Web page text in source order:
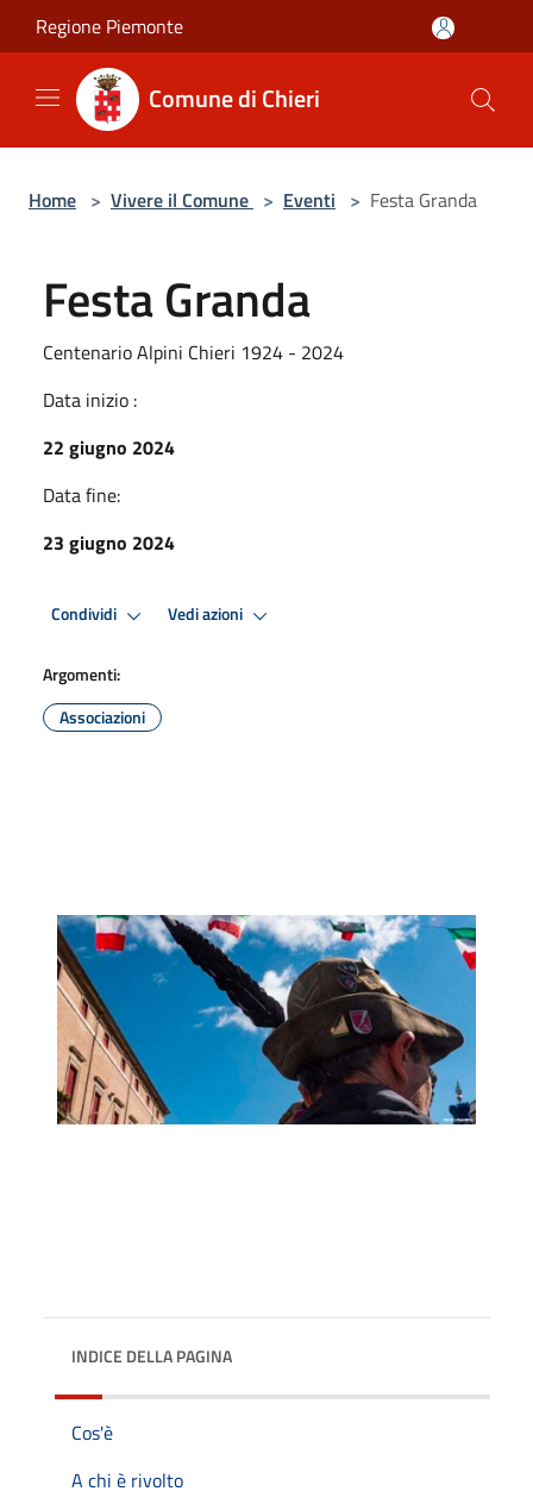
Salta al contenuto principale
Regione Piemonte
Comune di Chieri
Home > Vivere il Comune > Eventi > Festa Granda
Festa Granda
Centenario Alpini Chieri 1924 - 2024
Data inizio :
22 giugno 2024
Data fine:
23 giugno 2024
Condividi Vedi azioni
Argomenti:
Associazioni
INDICE DELLA PAGINA
Cos'è
A chi è rivolto